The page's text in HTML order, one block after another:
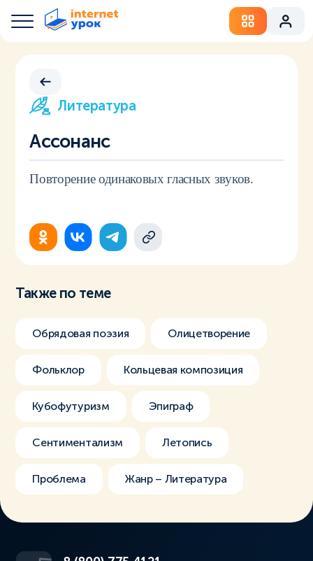
Литература
Ассонанс
Повторение одинаковых гласных звуков.
Также по теме
Обрядовая поэзия Олицетворение
Фольклор Кольцевая композиция
Кубофутуризм Эпиграф
Сентиментализм Летопись
Проблема Жанр – Литература